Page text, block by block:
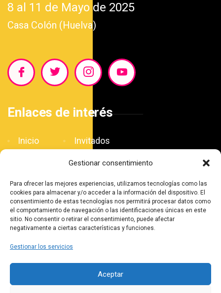
Gestionar consentimiento
Para ofrecer las mejores experiencias, utilizamos tecnologías como las
cookies para almacenar y/o acceder a la información del dispositivo. El
consentimiento de estas tecnologías nos permitirá procesar datos como
el comportamiento de navegación o las identificaciones únicas en este
sitio. No consentir o retirar el consentimiento, puede afectar
negativamente a ciertas características y funciones.
Gestionar los servicios
Aceptar
8 al 11 de Mayo de 2025
Casa Colón (Huelva)
Enlaces de interés
Inicio
Agenda
Invitados
Patrocinadores
©2025. Salón Internacional del Cómic de Huelva.
Todos los derechos reservados.